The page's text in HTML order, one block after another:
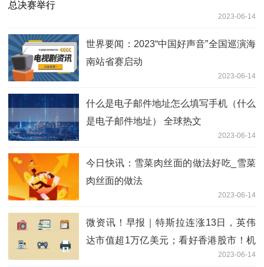
2023-06-14
世界要闻：2023“中国好声音”全国巡演海
南站省赛启动
2023-06-14
什么是电子邮件地址怎么填写手机（什么
是电子邮件地址） 全球热文
2023-06-14
今日快讯：雪菜肉丝面的做法好吃_雪菜
肉丝面的做法
2023-06-14
微资讯！早报｜特斯拉连涨13日，英伟
达市值超1万亿美元；看好香港股市！机
构称当下需关注科技及互联网板块2023-06-14